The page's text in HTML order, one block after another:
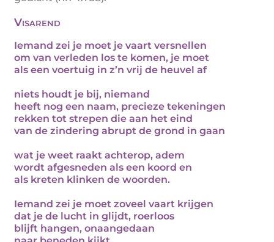
Visarend
Iemand zei je moet je vaart versnellen
om van verleden los te komen, je moet
als een voertuig in z’n vrij de heuvel af
niets houdt je bij, niemand
heeft nog een naam, precieze tekeningen
rekken tot strepen die aan het eind
van de zindering abrupt de grond in gaan
wat je weet raakt achterop, adem
wordt afgesneden als een koord en
als kreten klinken de woorden.
Iemand zei je moet zoveel vaart krijgen
dat je de lucht in glijdt, roerloos
blijft hangen, onaangedaan